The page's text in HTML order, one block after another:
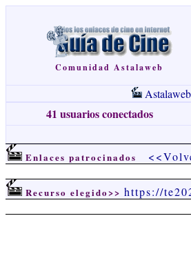
Comunidad Astalaweb
Astalaweb
41 usuarios conectados
Enlaces patrocinados
Recurso elegido>> https://